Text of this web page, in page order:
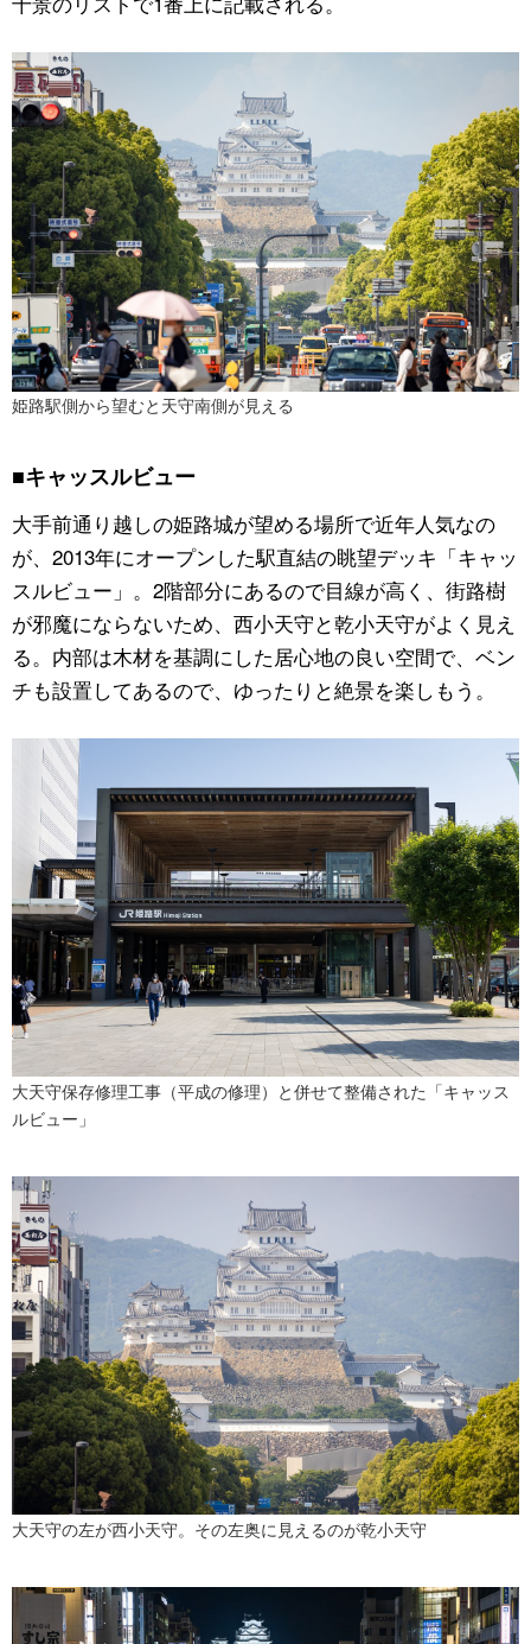
姫路駅側から望むと天守南側が見える
■キャッスルビュー
大手前通り越しの姫路城が望める場所で近年人気なの
が、2013年にオープンした駅直結の眺望デッキ「キャッ
スルビュー」。2階部分にあるので目線が高く、街路樹
が邪魔にならないため、西小天守と乾小天守がよく見え
る。内部は木材を基調にした居心地の良い空間で、ベン
チも設置してあるので、ゆったりと絶景を楽しもう。
大天守保存修理工事（平成の修理）と併せて整備された「キャッス
ルビュー」
大天守の左が西小天守。その左奥に見えるのが乾小天守